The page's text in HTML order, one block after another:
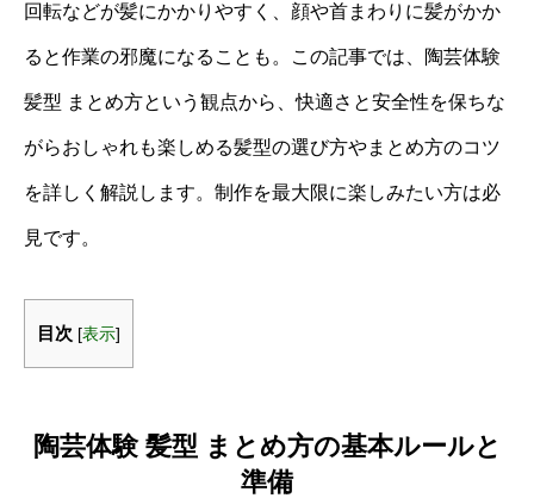
回転などが髪にかかりやすく、顔や首まわりに髪がかか
ると作業の邪魔になることも。この記事では、陶芸体験
髪型 まとめ方という観点から、快適さと安全性を保ちな
がらおしゃれも楽しめる髪型の選び方やまとめ方のコツ
を詳しく解説します。制作を最大限に楽しみたい方は必
見です。
目次 [表示]
陶芸体験 髪型 まとめ方の基本ルールと
準備